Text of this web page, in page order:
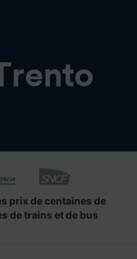
prix de centaines de
de trains et de bus